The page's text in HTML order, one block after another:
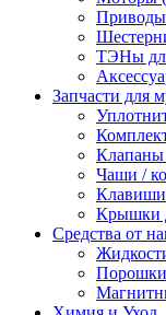
Приводы
ТЭНы
Запчасти для
Клапаны
Чаши /
Клавиши
Крышки
Средства от
Порошки